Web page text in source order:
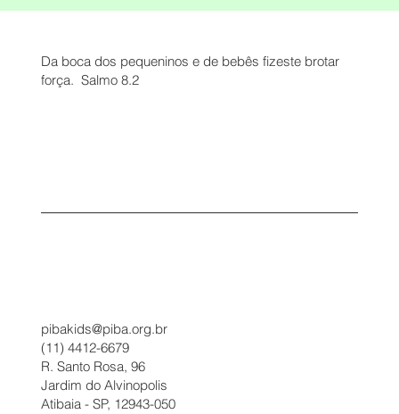
Da boca dos pequeninos e de bebês fizeste brotar
força. Salmo 8.2
pibakids@piba.org.br
(11) 4412-6679
R. Santo Rosa, 96
Jardim do Alvinopolis
Atibaia - SP, 12943-050